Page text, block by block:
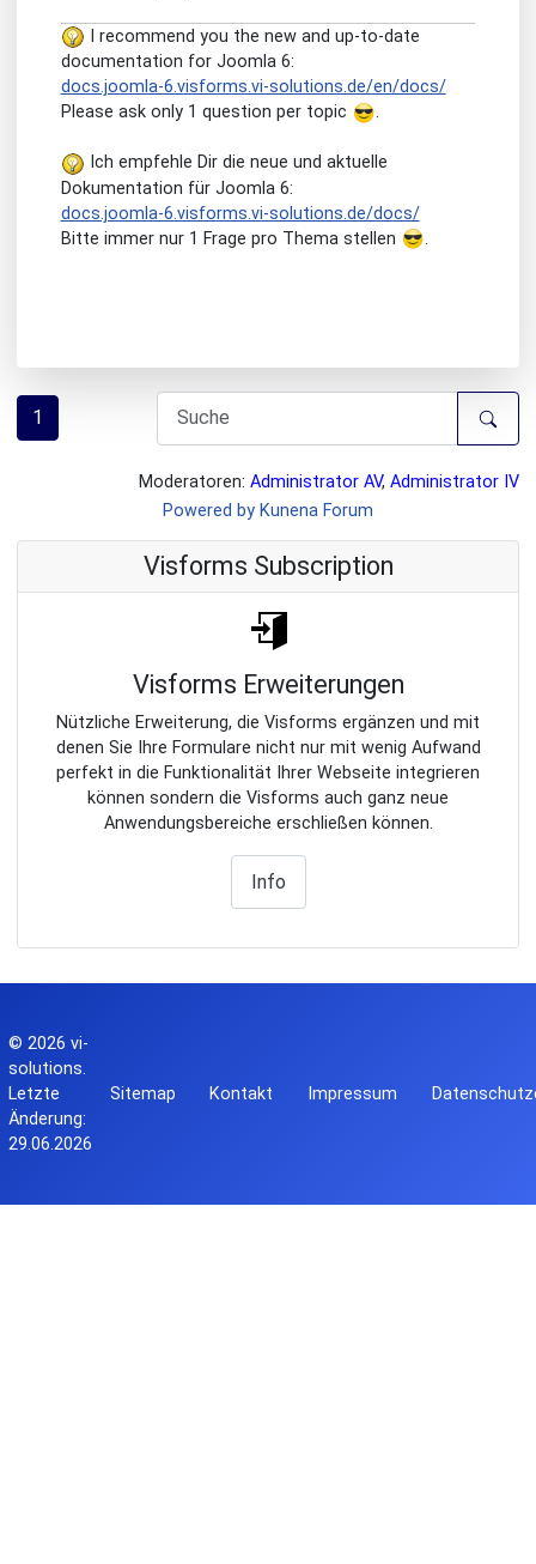
I recommend you the new and up-to-date
documentation for Joomla 6:
docs.joomla-6.visforms.vi-solutions.de/en/docs/
Please ask only 1 question per topic
.
Ich empfehle Dir die neue und aktuelle
Dokumentation für Joomla 6:
docs.joomla-6.visforms.vi-solutions.de/docs/
Bitte immer nur 1 Frage pro Thema stellen
.
1
Moderatoren: Administrator AV, Administrator IV
Powered by Kunena Forum
Visforms Subscription
Visforms Erweiterungen
Nützliche Erweiterung, die Visforms ergänzen und mit
denen Sie Ihre Formulare nicht nur mit wenig Aufwand
perfekt in die Funktionalität Ihrer Webseite integrieren
können sondern die Visforms auch ganz neue
Anwendungsbereiche erschließen können.
Info
© 2026vi-
solutions.
Letzte
Änderung:
29.06.2026
Sitemap Kontakt Impressum